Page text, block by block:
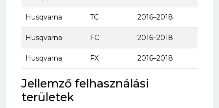
Husqvarna TC 2016–2018
Husqvarna FC 2016–2018
Husqvarna FX 2016–2018
Jellemző felhasználási
területek